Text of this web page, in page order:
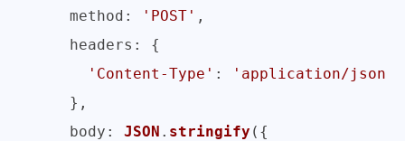
method : 'POST' ,
headers : {
'Content-Type' : 'application/json'
    },
body : JSON . stringify ({